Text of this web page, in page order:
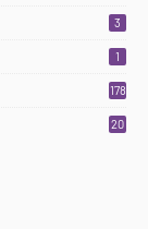
3
1
178
20